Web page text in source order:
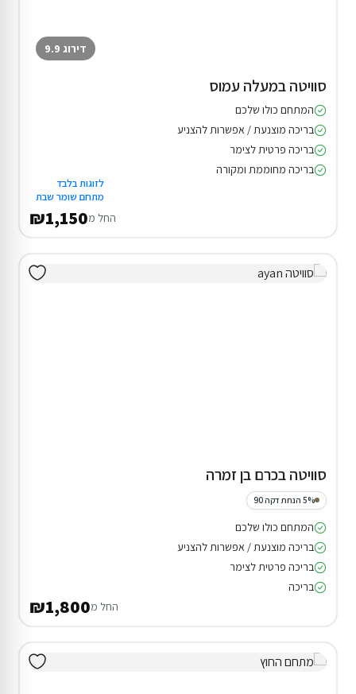
דירוג 9.9
סוויטה במעלה עמוס
המתחם כולו שלכם
בריכה מוצנעת / אפשרות להצניע
בריכה פרטית לצימר
בריכה מחוממת ומקורה
לזוגות בלבד
מתחם שומר שבת
החל מ₪1,150
סוויטה בכרם בן זמרה
5% הנחת דקה 90
המתחם כולו שלכם
בריכה מוצנעת / אפשרות להצניע
בריכה פרטית לצימר
בריכה
החל מ₪1,800